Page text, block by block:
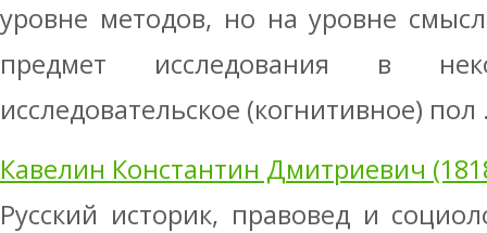
уровне методов, но на уровне
предмет исследования в
исследовательское (когнитивное) пол
Кавелин Константин Дмитриевич
Русский историк, правовед и